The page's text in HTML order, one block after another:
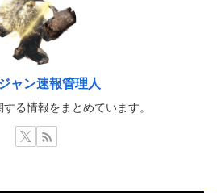
ャン速報管理人
る情報をまとめています。